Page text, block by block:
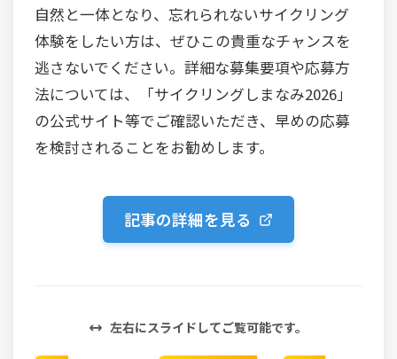
自然と一体となり、忘れられないサイクリング
体験をしたい方は、ぜひこの貴重なチャンスを
逃さないでください。詳細な募集要項や応募方
法については、「サイクリングしまなみ2026」
の公式サイト等でご確認いただき、早めの応募
を検討されることをお勧めします。
記事の詳細を見る
左右にスライドしてご覧可能です。